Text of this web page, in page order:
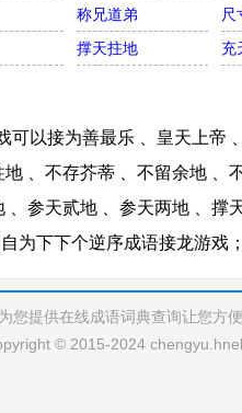
称兄道弟
尺
撑天拄地
充
可以接为善最乐 、皇天上帝
、不存芥蒂 、不留余地 、
、参天贰地 、参天两地 、撑
为下下个逆序成语接龙游戏
为您提供在线成语词典查询让您方
© 2015-2024